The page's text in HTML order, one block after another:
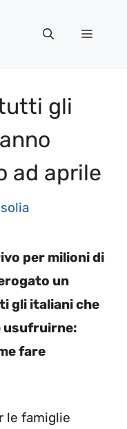
Menu
gli
ad aprile
per milioni di
un
gli italiani che
usufruirne:
fare
le famiglie